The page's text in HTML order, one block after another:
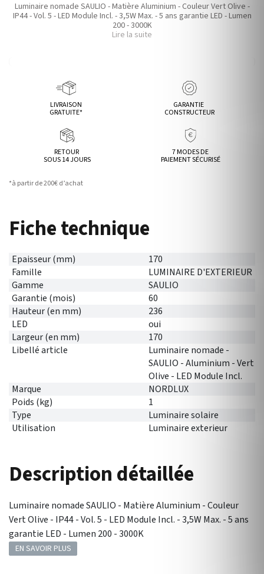
Luminaire nomade SAULIO - Matière Aluminium - Couleur Vert Olive -
IP44 - Vol. 5 - LED Module Incl. - 3,5W Max. - 5 ans garantie LED - Lumen
200 - 3000K
Lire la suite
LIVRAISON
GRATUITE*
GARANTIE
CONSTRUCTEUR
RETOUR
SOUS 14 JOURS
7 MODES DE
PAIEMENT SÉCURISÉ
*à partir de 200€ d’achat
Fiche technique
Epaisseur (mm)
170
Famille
LUMINAIRE D'EXTERIEUR
Gamme
SAULIO
Garantie (mois)
60
Hauteur (en mm)
236
LED
oui
Largeur (en mm)
170
Libellé article
Luminaire nomade -
SAULIO - Aluminium - Vert
Olive - LED Module Incl.
Marque
NORDLUX
Poids (kg)
1
Type
Luminaire solaire
Utilisation
Luminaire exterieur
Description détaillée
Luminaire nomade SAULIO - Matière Aluminium - Couleur
Vert Olive - IP44 - Vol. 5 - LED Module Incl. - 3,5W Max. - 5 ans
garantie LED - Lumen 200 - 3000K
EN SAVOIR PLUS